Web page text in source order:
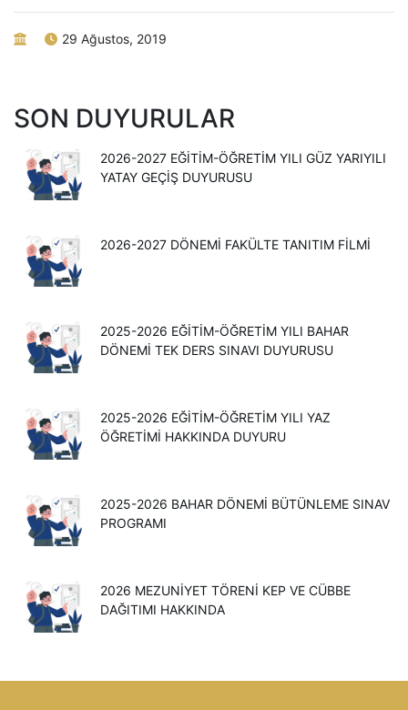
29 Ağustos, 2019
SON DUYURULAR
2026-2027 EĞITIM-ÖĞRETIM YILI GÜZ YARIYILI
YATAY GEÇIŞ DUYURUSU
2026-2027 DÖNEMİ FAKÜLTE TANITIM FİLMİ
2025-2026 EĞITIM-ÖĞRETIM YILI BAHAR
DÖNEMI TEK DERS SINAVI DUYURUSU
2025-2026 EĞİTİM-ÖĞRETİM YILI YAZ
ÖĞRETİMİ HAKKINDA DUYURU
2025-2026 BAHAR DÖNEMİ BÜTÜNLEME SINAV
PROGRAMI
2026 MEZUNIYET TÖRENI KEP VE CÜBBE
DAĞITIMI HAKKINDA